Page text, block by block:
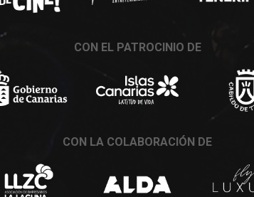
CON EL PATROCINIO DE
CON LA COLABORACIÓN DE